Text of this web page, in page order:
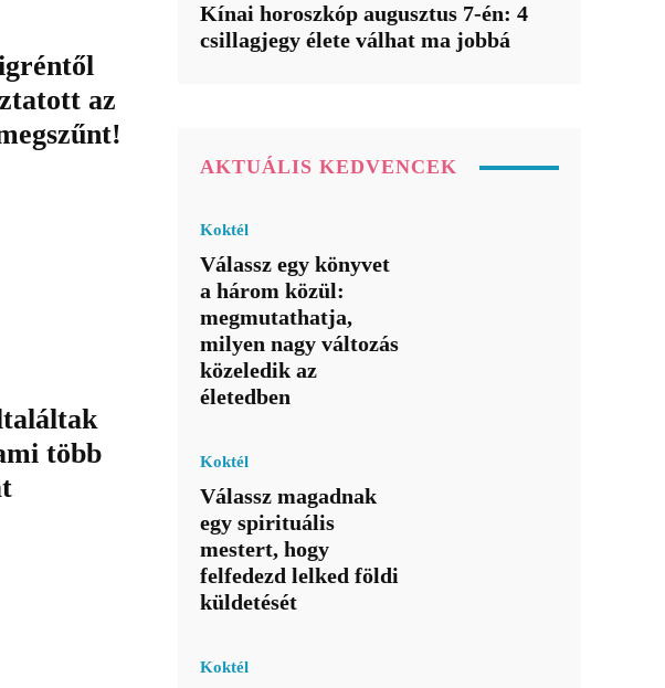
az
több
Kínai horoszkóp augusztus 7-én: 4
csillagjegy élete válhat ma jobbá
AKTUÁLIS KEDVENCEK
Koktél
Válassz egy könyvet
a három közül:
megmutathatja,
milyen nagy változás
közeledik az
életedben
Koktél
Válassz magadnak
egy spirituális
mestert, hogy
felfedezd lelked földi
küldetését
Koktél